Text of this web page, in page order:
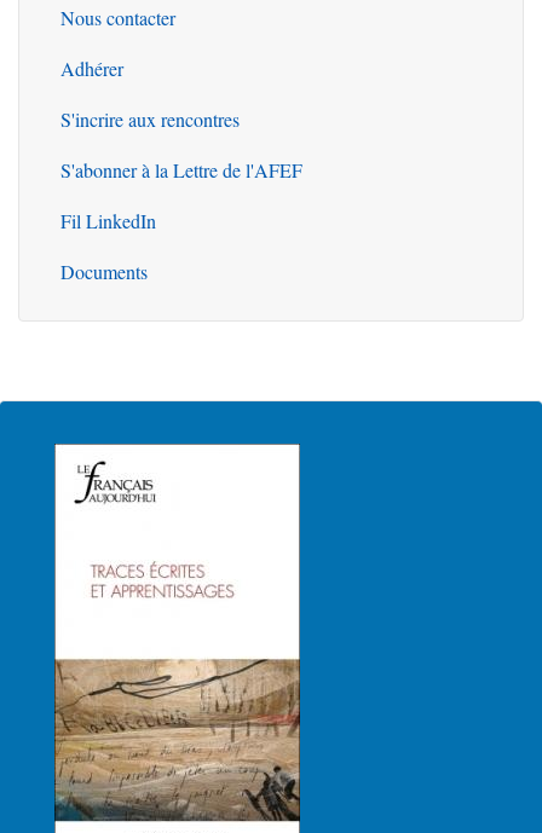
Outils
Nous contacter
Adhérer
S'incrire aux rencontres
S'abonner à la Lettre de l'AFEF
Fil LinkedIn
Documents